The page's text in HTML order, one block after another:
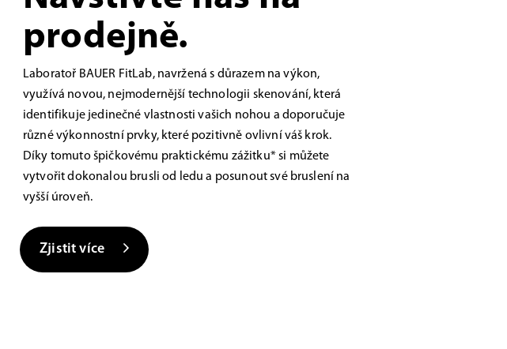
prodejně.
Laboratoř BAUER FitLab, navržená s důrazem na výkon,
využívá novou, nejmodernější technologii skenování, která
identifikuje jedinečné vlastnosti vašich nohou a doporučuje
různé výkonnostní prvky, které pozitivně ovlivní váš krok.
Díky tomuto špičkovému praktickému zážitku* si můžete
vytvořit dokonalou brusli od ledu a posunout své bruslení na
vyšší úroveň.
Zjistit více